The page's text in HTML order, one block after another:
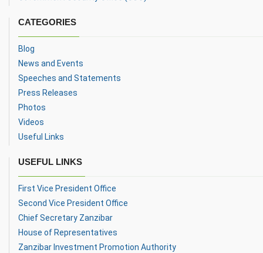
CATEGORIES
Blog
News and Events
Speeches and Statements
Press Releases
Photos
Videos
Useful Links
USEFUL LINKS
First Vice President Office
Second Vice President Office
Chief Secretary Zanzibar
House of Representatives
Zanzibar Investment Promotion Authority